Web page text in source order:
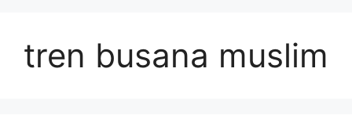
tren busana muslim